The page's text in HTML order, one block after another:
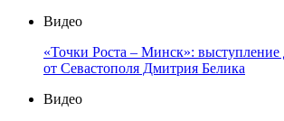
Видео
«Точки Роста – Минск»: выступление
от Севастополя Дмитрия Белика
Видео